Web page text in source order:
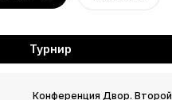
Турнир
Конференция Двор.